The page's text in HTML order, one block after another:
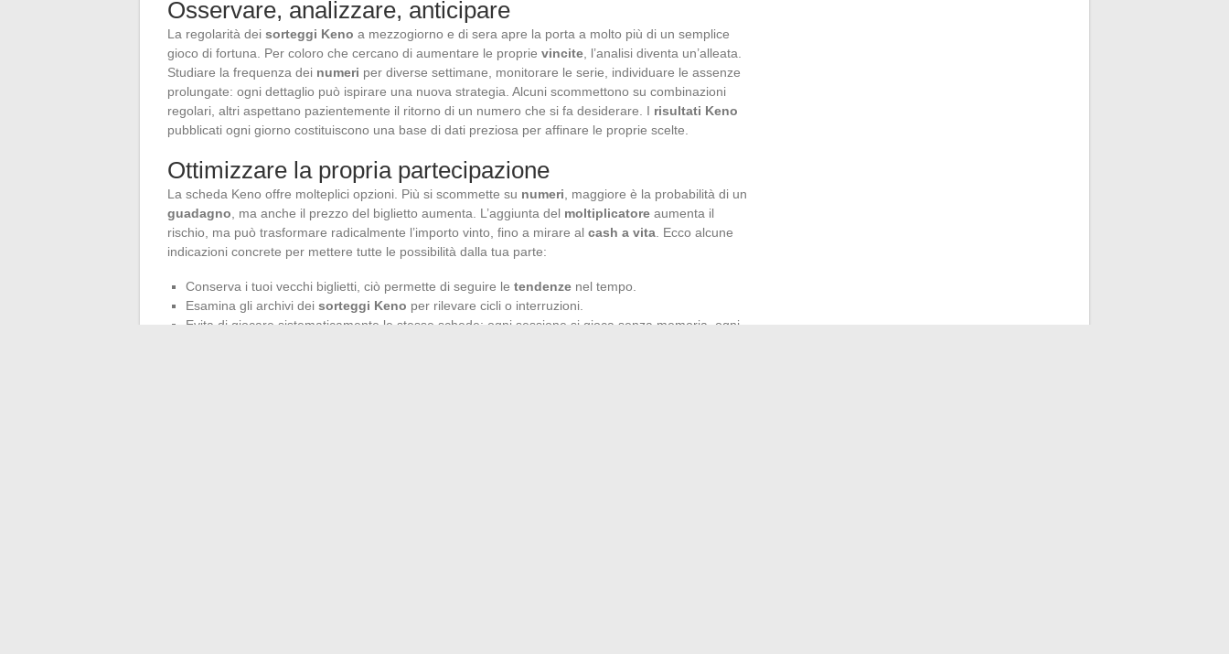
Osservare, analizzare, anticipare
La regolarità dei sorteggi Keno a mezzogiorno e di sera apre la porta a molto più di un semplice
gioco di fortuna. Per coloro che cercano di aumentare le proprie vincite , l’analisi diventa un’alleata.
Studiare la frequenza dei numeri per diverse settimane, monitorare le serie, individuare le assenze
prolungate: ogni dettaglio può ispirare una nuova strategia. Alcuni scommettono su combinazioni
regolari, altri aspettano pazientemente il ritorno di un numero che si fa desiderare. I risultati Keno
pubblicati ogni giorno costituiscono una base di dati preziosa per affinare le proprie scelte.
Ottimizzare la propria partecipazione
La scheda Keno offre molteplici opzioni. Più si scommette su numeri , maggiore è la probabilità di un
guadagno , ma anche il prezzo del biglietto aumenta. L’aggiunta del moltiplicatore aumenta il
rischio, ma può trasformare radicalmente l’importo vinto, fino a mirare al cash a vita . Ecco alcune
indicazioni concrete per mettere tutte le possibilità dalla tua parte:
Conserva i tuoi vecchi biglietti, ciò permette di seguire le tendenze nel tempo.
Esamina gli archivi dei sorteggi Keno per rilevare cicli o interruzioni.
Evita di giocare sistematicamente le stesse schede: ogni sessione si gioca senza memoria, ogni